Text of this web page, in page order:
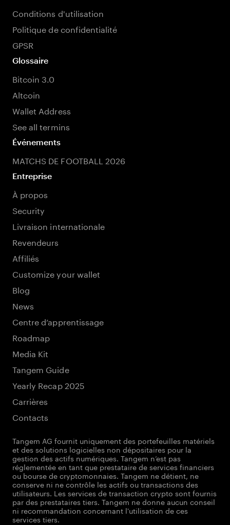
Conditions d'utilisation
Politique de confidentialité
GPSR
Glossaire
Bitcoin 3.0
Altcoin
Wallet Address
See all termins
Événements
MATCHS DE FOOTBALL 2026
Entreprise
À propos
Security
Livraison internationale
Revendeurs
Affiliés
Customize your wallet
Blog
News
Centre d’apprentissage
Roadmap
Media Kit
Tangem Guide
Yearly Recap 2025
Carrières
Contacts
Tangem AG fournit uniquement des portefeuilles matériels
et des solutions logicielles non dépositaires pour la
gestion des actifs numériques. Tangem n’est pas
réglementée en tant que prestataire de services financiers
ou bourse de cryptomonnaies. Tangem ne détient, ne
conserve ni ne contrôle les actifs ou transactions des
utilisateurs. Les services de transaction crypto sont fournis
par des prestataires tiers. Tangem ne donne aucun conseil
ni recommandation concernant l'utilisation de ces
services tiers.